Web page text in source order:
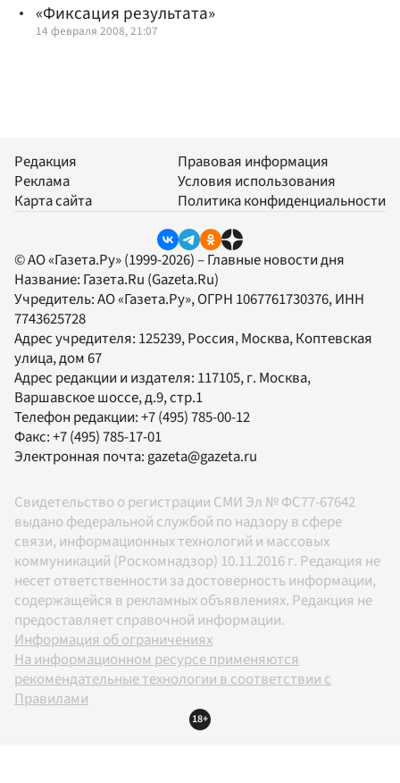
«Фиксация результата»
14 февраля 2008, 21:07
Редакция
Реклама
Карта сайта
Правовая информация
Условия использования
Политика конфиденциальности
© АО «Газета.Ру» (1999-2026) – Главные новости дня
Название: Газета.Ru (Gazeta.Ru)
Учредитель:АО «Газета.Ру», ОГРН 1067761730376, ИНН
7743625728
Адрес учредителя: 125239, Россия, Москва, Коптевская
улица, дом 67
Адрес редакции и издателя: 117105, г. Москва,
Варшавское шоссе, д.9, стр.1
Телефон редакции:+7 (495) 785-00-12
Факс:+7 (495) 785-17-01
Электронная почта:gazeta@gazeta.ru
Свидетельство о регистрации СМИ Эл № ФС77-67642
выдано федеральной службой по надзору в сфере
связи, информационных технологий и массовых
коммуникаций (Роскомнадзор) 10.11.2016 г. Редакция не
несет ответственности за достоверность информации,
содержащейся в рекламных объявлениях. Редакция не
предоставляет справочной информации.
Информация об ограничениях
На информационном ресурсе применяются
рекомендательные технологии в соответствии с
Правилами
18+